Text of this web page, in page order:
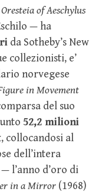
of Aeschylus
— ha
da Sotheby’s New
collezionisti, e’
norvegese
in Movement
del suo
52,2 milioni
collocandosi al
dell’intera
— l’anno d’oro di
in a Mirror (1968)